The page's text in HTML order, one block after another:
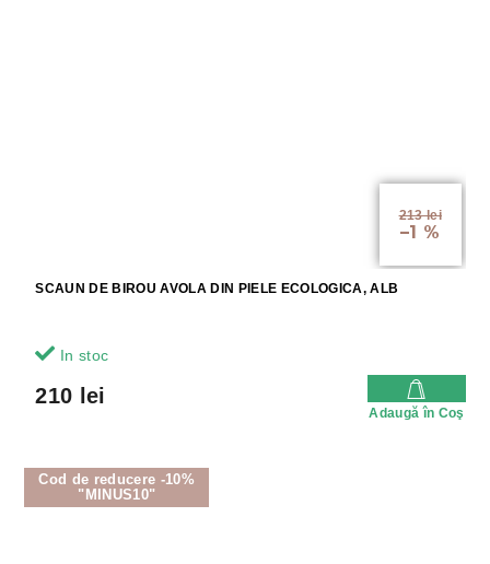
213 lei
–1 %
SCAUN DE BIROU AVOLA DIN PIELE ECOLOGICA, ALB
In stoc
210 lei
Adaugă în Coş
Cod de reducere -10%
"MINUS10"